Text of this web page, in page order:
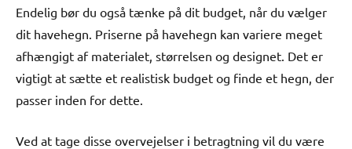
Endelig bør du også tænke på dit budget, når du vælger
dit havehegn. Priserne på havehegn kan variere meget
afhængigt af materialet, størrelsen og designet. Det er
vigtigt at sætte et realistisk budget og finde et hegn, der
passer inden for dette.
Ved at tage disse overvejelser i betragtning vil du være